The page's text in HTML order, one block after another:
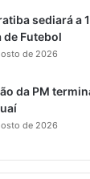
sediará a
de Futebol
de 2026
da PM
de 2026